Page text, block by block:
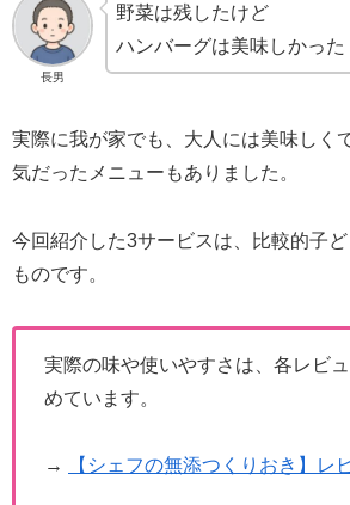
長男
野菜は残したけど
ハンバーグは美味しかった
実際に我が家でも、大人には美味しく
気だったメニューもありました。
今回紹介した3サービスは、比較的子
ものです。
実際の味や使いやすさは、各レビ
めています。
→ 【シェフの無添つくりおき】レ